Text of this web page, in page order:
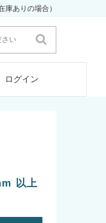
庫ありの場合）
ログイン
以上